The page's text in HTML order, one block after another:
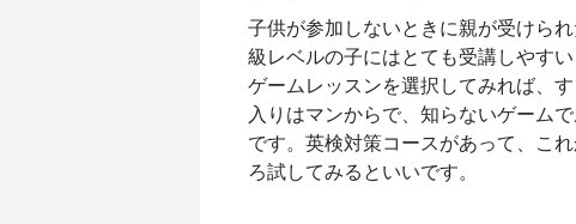
子供が参加しないときに親が受けら
級レベルの子にはとても受講しやす
ゲームレッスンを選択してみれば、
入りはマンからで、知らないゲーム
です。英検対策コースがあって、こ
ろ試してみるといいです。